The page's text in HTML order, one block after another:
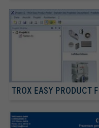
TROX EASY PRODUCT